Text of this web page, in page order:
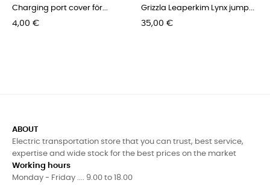
Charging port cover för...
Pris
4,00 €
Grizzla Leaperkim Lynx jump...
Pris
35,00 €
ABOUT
Electric transportation store that you can trust, best service,
expertise and wide stock for the best prices on the market
Working hours
Monday - Friday .... 9.00 to 18.00